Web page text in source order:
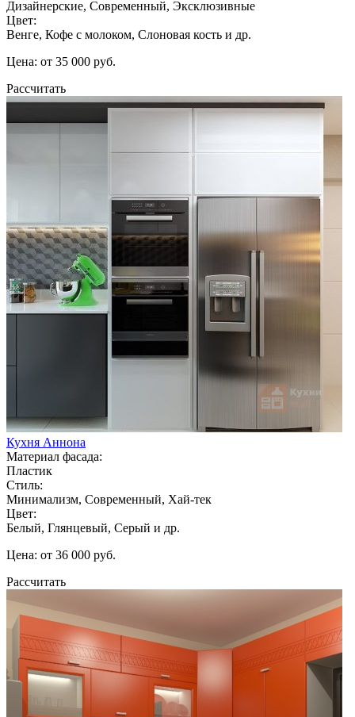
Дизайнерские, Современный, Эксклюзивные
Цвет:
Венге, Кофе с молоком, Слоновая кость и др.
Цена: от 35 000 руб.
Рассчитать
Кухня Аннона
Материал фасада:
Пластик
Стиль:
Минимализм, Современный, Хай-тек
Цвет:
Белый, Глянцевый, Серый и др.
Цена: от 36 000 руб.
Рассчитать